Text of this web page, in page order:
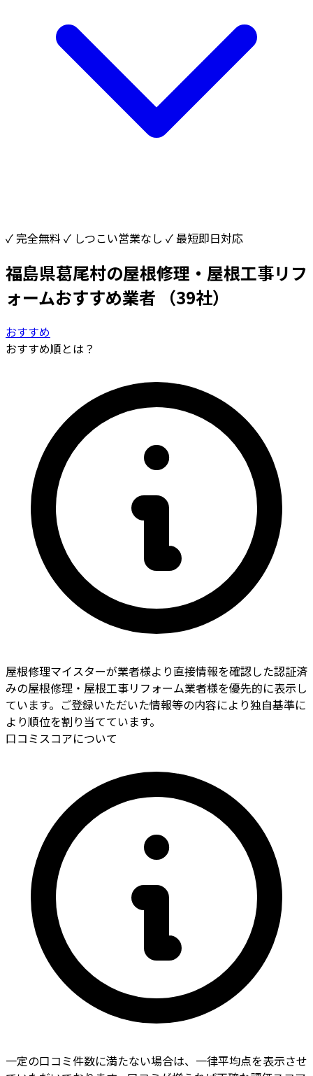
✓ 完全無料 ✓ しつこい営業なし ✓ 最短即日対応
福島県葛尾村の屋根修理・屋根工事リフ
ォームおすすめ業者
（39社）
おすすめ
おすすめ順とは？
屋根修理マイスターが業者様より直接情報を確認した認証済
みの屋根修理・屋根工事リフォーム業者様を優先的に表示し
ています。ご登録いただいた情報等の内容により独自基準に
より順位を割り当てています。
口コミスコアについて
一定の口コミ件数に満たない場合は、一律平均点を表示させ